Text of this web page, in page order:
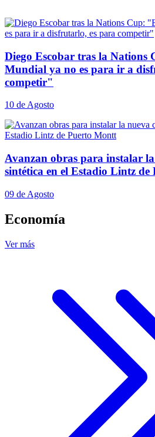
Diego Escobar tras la
Mundial ya no es para ir a
competir"
10 de Agosto
Avanzan obras para instalar
sintética en el Estadio Lintz
09 de Agosto
Economía
Ver más